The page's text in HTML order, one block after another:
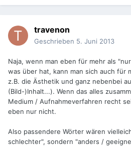
travenon
Geschrieben 5. Juni 2013
Naja, wenn man eben für mehr als
was über hat, kann man sich auch für
z.B. die Ästhetik und ganz nebenbei
(Bild-)Inhalt...). Wenn das alles
Medium / Aufnahmeverfahren recht
eben nur nicht.
Also passendere Wörter wären
schlechter", sondern "anders /